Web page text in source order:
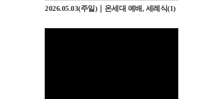
2026.05.03(주일)｜온세대 예배, 세례식(1)